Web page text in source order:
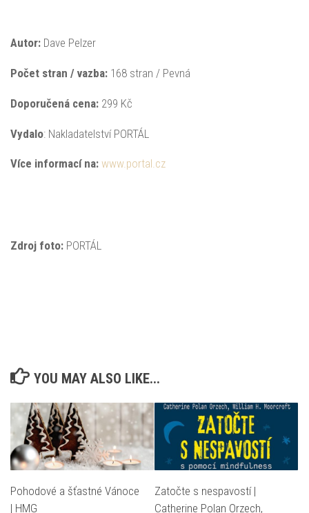
Autor: Dave Pelzer
Počet stran / vazba: 168 stran / Pevná
Doporučená cena: 299 Kč
Vydalo: Nakladatelství PORTÁL
Více informací na: www.portal.cz
Zdroj foto: PORTÁL
YOU MAY ALSO LIKE...
Pohodové a šťastné Vánoce
| HMG
Zatočte s nespavostí |
Catherine Polan Orzech,